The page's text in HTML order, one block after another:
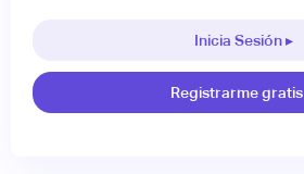
Inicia Sesión ▸
Registrarme gratis